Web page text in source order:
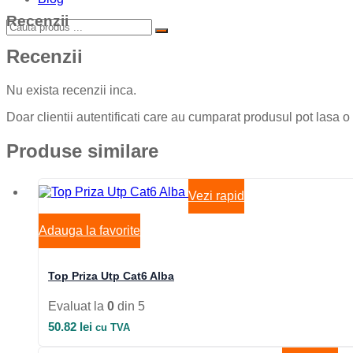
Recenzii
Recenzii
Nu exista recenzii inca.
Doar clientii autentificati care au cumparat produsul pot lasa o
Produse similare
Vezi rapid
Adauga la favorite
Top Priza Utp Cat6 Alba
Evaluat la 0 din 5
50.82 lei cu TVA